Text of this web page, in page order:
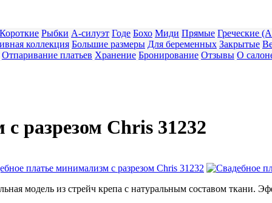
Короткие Рыбки А-силуэт Годе Бохо Миди Прямые Греческие
коллекция Большие размеры Для беременных Закрытые
Отпаривание платьев Хранение Бронирование Отзывы О
разрезом Chris 31232
модель из стрейч крепа с натуральным составом ткани.